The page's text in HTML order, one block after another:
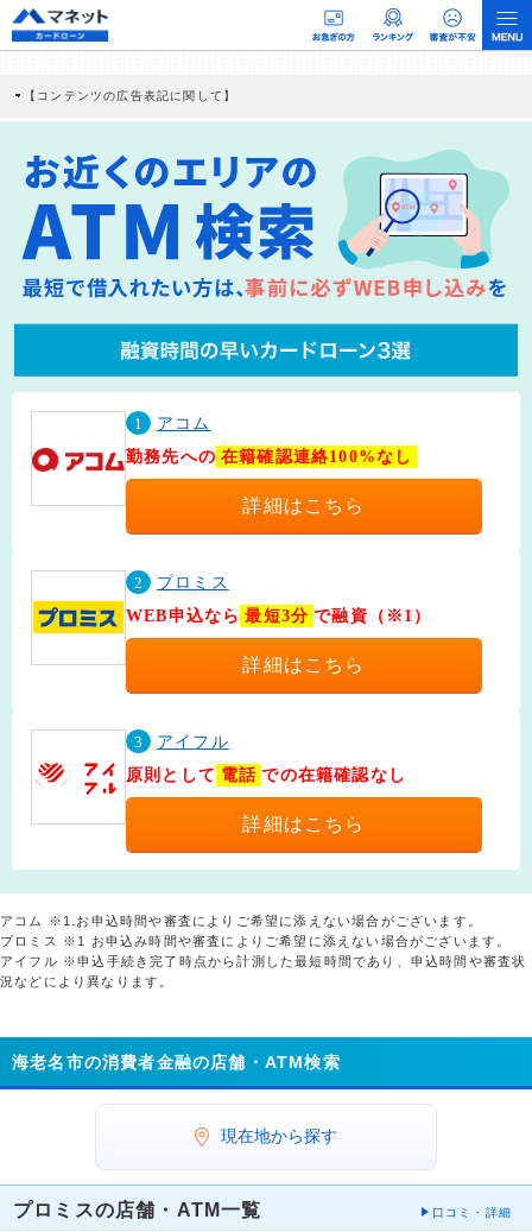
【コンテンツの広告表記に関して】
社に対して企業から紹介報酬が支払われるという収益モデルです。 ただし、特定の
商品を根拠なくPRするものではなく、当編集部の調査／ユーザーへの口コミ収集な
どに基づき、公平性を担保した情報提供を行っています。
>提携企業一覧
1
アコム
勤務先への 在籍確認連絡100%なし
詳細はこちら
2
プロミス
WEB申込なら 最短3分 で融資（※1）
詳細はこちら
3
アイフル
原則として 電話 での在籍確認なし
詳細はこちら
アコム ※1.お申込時間や審査によりご希望に添えない場合がございます。
プロミス ※1 お申込み時間や審査によりご希望に添えない場合がございます。
アイフル ※申込手続き完了時点から計測した最短時間であり、申込時間や審査状
況などにより異なります。
海老名市の消費者金融の店舗・ATM検索
現在地から探す
プロミスの店舗・ATM一覧 口コミ・詳細